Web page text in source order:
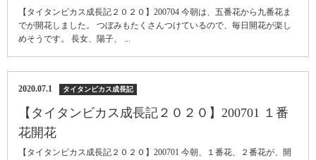
【タイタンビカス成長記２０２０】200704 今朝は、五番花から九番花ま
でが開花しました。 つぼみもたくさんつけているので、毎日開花が楽し
めそうです。 長女、陽子、 ...
2020.07.1 タイタンビカス成長記
【タイタンビカス成長記２０２０】200701 １番
花開花
【タイタンビカス成長記２０２０】200701 今朝、１番花、２番花が、開